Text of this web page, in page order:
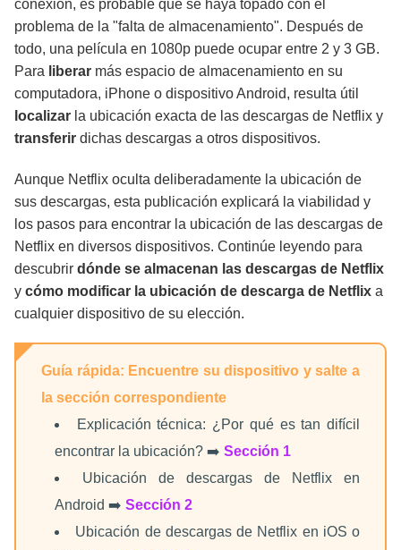
[Extra] Mover las descargas de Netflix a
cualquier ubicación
Preguntas Frecuentes
Conclusión
conexión, es probable que se haya topado con el
problema de la "falta de almacenamiento". Después de
todo, una película en 1080p puede ocupar entre 2 y 3 GB.
Para liberar más espacio de almacenamiento en su
computadora, iPhone o dispositivo Android, resulta útil
localizar la ubicación exacta de las descargas de Netflix y
transferir dichas descargas a otros dispositivos.
Aunque Netflix oculta deliberadamente la ubicación de
sus descargas, esta publicación explicará la viabilidad y
los pasos para encontrar la ubicación de las descargas de
Netflix en diversos dispositivos. Continúe leyendo para
descubrir dónde se almacenan las descargas de Netflix
y cómo modificar la ubicación de descarga de Netflix a
cualquier dispositivo de su elección.
Guía rápida: Encuentre su dispositivo y salte a
la sección correspondiente
Explicación técnica: ¿Por qué es tan difícil
encontrar la ubicación? ➡️ Sección 1
Ubicación de descargas de Netflix en
Android ➡️ Sección 2
Ubicación de descargas de Netflix en iOS o